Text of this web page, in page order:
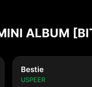
ALBUM
Bestie
USPEER